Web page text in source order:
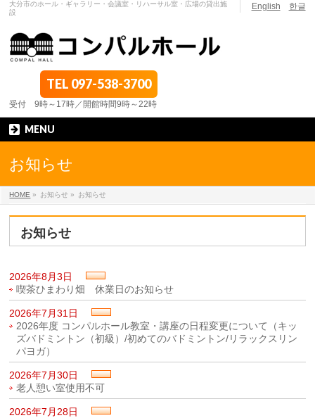
English 한글
大分市のホール・ギャラリー・会議室・リハーサル室・広場の貸出施
設
TEL 097-538-3700
受付 9時～17時／開館時間9時～22時
MENU
お知らせ
HOME » お知らせ » お知らせ
お知らせ
2026年8月3日
喫茶ひまわり畑 休業日のお知らせ
2026年7月31日
2026年度 コンパルホール教室・講座の日程変更について（キッ
ズバドミントン（初級）/初めてのバドミントン/リラックスリン
パヨガ）
2026年7月30日
老人憩い室使用不可
2026年7月28日